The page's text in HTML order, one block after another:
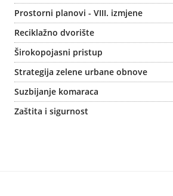
Prostorni planovi - VIII. izmjene
Reciklažno dvorište
Širokopojasni pristup
Strategija zelene urbane obnove
Suzbijanje komaraca
Zaštita i sigurnost